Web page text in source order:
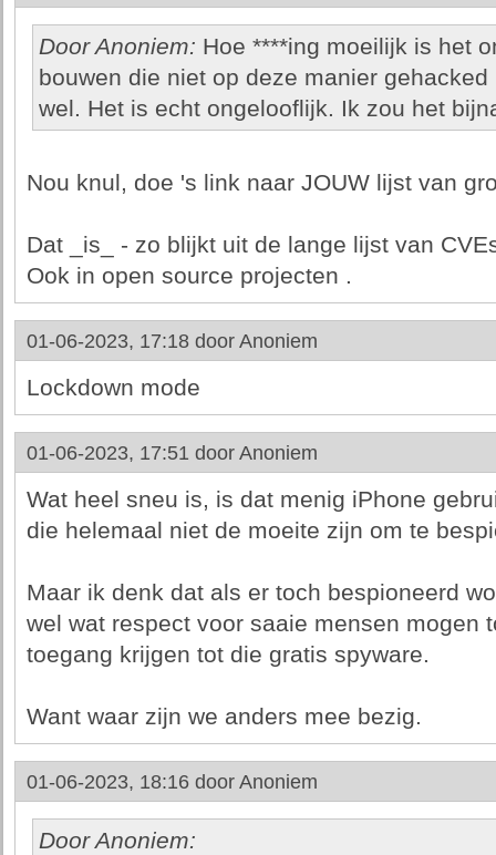
Door Anoniem: Hoe ****ing moeilijk is het
bouwen die niet op deze manier
wel. Het is echt ongelooflijk. Ik zou het
Nou knul, doe 's link naar JOUW lijst van
Dat _is_ - zo blijkt uit de lange lijst van
Ook in open source projecten .
01-06-2023, 17:18 door Anoniem
Lockdown mode
01-06-2023, 17:51 door Anoniem
Wat heel sneu is, is dat menig iPhone
die helemaal niet de moeite zijn om te
Maar ik denk dat als er toch bespioneerd
wel wat respect voor saaie mensen mogen
toegang krijgen tot die gratis spyware.
Want waar zijn we anders mee bezig.
01-06-2023, 18:16 door Anoniem
Door Anoniem: